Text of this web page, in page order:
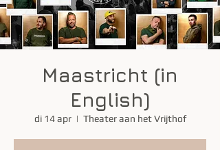
Maastricht (in
English)
di 14 apr
  |
Theater aan het Vrijthof